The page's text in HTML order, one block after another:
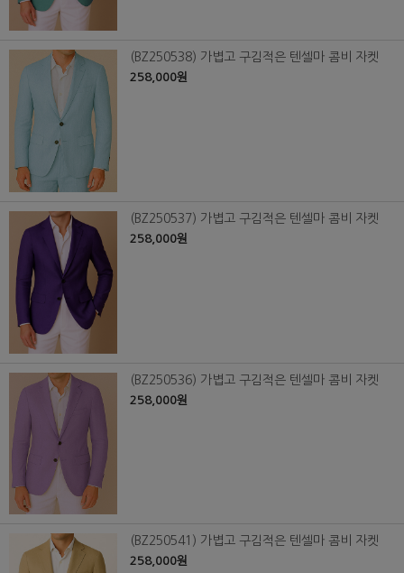
(BZ250538) 가볍고 구김적은 텐셀마 콤비 자켓
258,000원
(BZ250537) 가볍고 구김적은 텐셀마 콤비 자켓
258,000원
(BZ250536) 가볍고 구김적은 텐셀마 콤비 자켓
258,000원
(BZ250541) 가볍고 구김적은 텐셀마 콤비 자켓
258,000원